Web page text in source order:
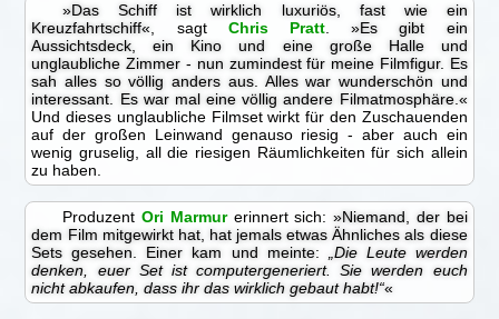
»Das Schiff ist wirklich luxuriös, fast wie ein
Kreuzfahrtschiff« , sagt Chris Pratt .»Es gibt ein
Aussichtsdeck, ein Kino und eine große Halle und
unglaubliche Zimmer - nun zumindest für meine Filmfigur. Es
sah alles so völlig anders aus. Alles war wunderschön und
interessant. Es war mal eine völlig andere Filmatmosphäre.«
Und dieses unglaubliche Filmset wirkt für den Zuschauenden
auf der großen Leinwand genauso riesig - aber auch ein
wenig gruselig, all die riesigen Räumlichkeiten für sich allein
zu haben.
ProduzentOri Marmurerinnert sich:»Niemand, der bei
dem Film mitgewirkt hat, hat jemals etwas Ähnliches als diese
Sets gesehen. Einer kam und meinte:
„Die Leute werden
denken, euer Set ist computergeneriert. Sie werden euch
nicht abkaufen, dass ihr das wirklich gebaut habt!“«